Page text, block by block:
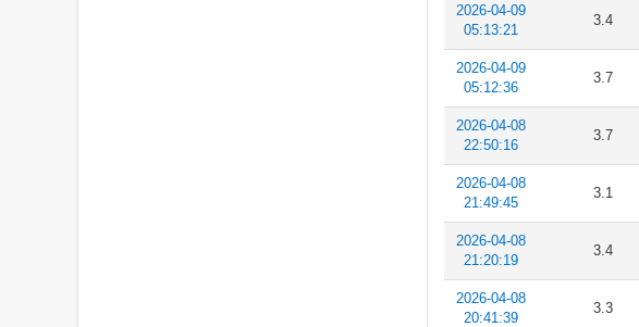
2026-04-09
05:13:21
3.4
2026-04-09
05:12:36
3.7
2026-04-08
22:50:16
3.7
2026-04-08
21:49:45
3.1
2026-04-08
21:20:19
3.4
2026-04-08
20:41:39
3.3